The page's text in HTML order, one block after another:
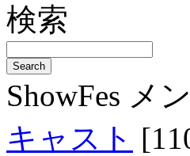
検索
ShowFes メ
キャスト